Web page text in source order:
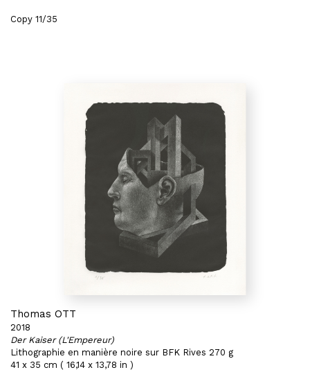
Copy 11/35
Thomas OTT
2018
Der Kaiser (L'Empereur)
Lithographie en manière noire sur BFK Rives 270 g
41 x 35 cm ( 16,14 x 13,78 in )